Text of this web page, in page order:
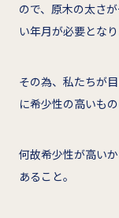
ので、原木の太さ
い年月が必要となり
その為、私たちが
に希少性の高いもの
何故希少性が高い
あること。